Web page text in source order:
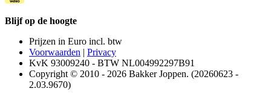
Blijf op de hoogte
Prijzen in Euro incl. btw
Voorwaarden | Privacy
KvK 93009240 - BTW NL004992297B91
Copyright © 2010 - 2026 Bakker Joppen. (20260623 -
2.03.9670)